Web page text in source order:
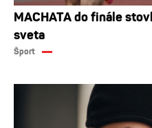
MACHATA do finále
sveta
Šport